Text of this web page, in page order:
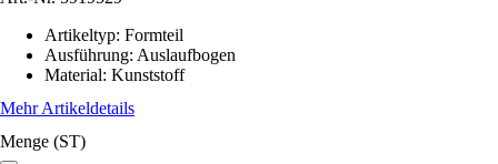
Artikeltyp: Formteil
Ausführung: Auslaufbogen
Material: Kunststoff
Mehr Artikeldetails
Menge (ST)